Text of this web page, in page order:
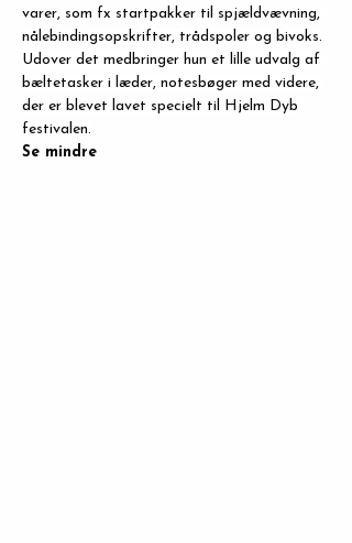
varer, som fx startpakker til spjældvævning,
nålebindingsopskrifter, trådspoler og bivoks.
Udover det medbringer hun et lille udvalg af
bæltetasker i læder, notesbøger med videre,
der er blevet lavet specielt til Hjelm Dyb
festivalen.
Se mindre